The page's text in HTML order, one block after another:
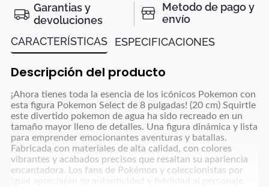
Garantias y
devoluciones
Metodo de pago y
envío
CARACTERÍSTICAS
ESPECIFICACIONES
Descripción del producto
¡Ahora tienes toda la esencia de los icónicos Pokemon con
esta figura Pokemon Select de 8 pulgadas! (20 cm) Squirtle
este divertido pokemon de agua ha sido recreado en un
tamaño mayor lleno de detalles. Una figura dinámica y lista
para emprender emocionantes aventuras y batallas.
Fabricada con materiales de alta calidad, con colores
vibrantes y acabados precisos que resaltan su apariencia
encantadora. Los fans de Pokémon y coleccionistas por
igual apreciarán su autenticidad y fidelidad al personaje